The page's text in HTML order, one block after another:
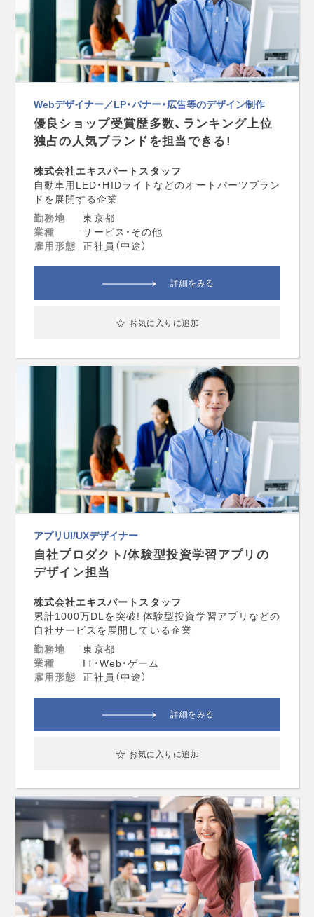
Webデザイナー／LP・バナー・広告等のデザイン制作
優良ショップ受賞歴多数、ランキング上位
独占の人気ブランドを担当できる!
株式会社エキスパートスタッフ
自動車用LED・HIDライトなどのオートパーツブラン
ドを展開する企業
勤務地
東京都
業種
サービス・その他
雇用形態 正社員（中途）
詳細をみる
お気に入りに追加
アプリUI/UXデザイナー
自社プロダクト/体験型投資学習アプリの
デザイン担当
株式会社エキスパートスタッフ
累計1000万DLを突破! 体験型投資学習アプリなどの
自社サービスを展開している企業
勤務地
東京都
業種
IT・Web・ゲーム
雇用形態 正社員（中途）
詳細をみる
お気に入りに追加